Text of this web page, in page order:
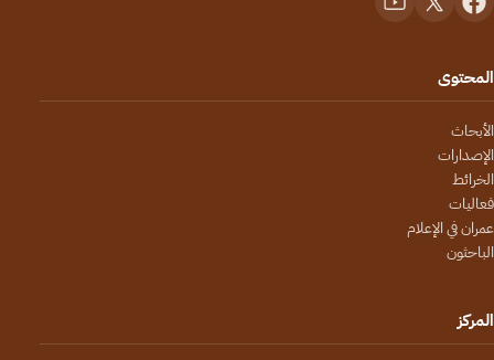
المحتوى
الأبحاث
الإصدارات
الخرائط
فعاليات
عمران في الإعلام
الباحثون
المركز